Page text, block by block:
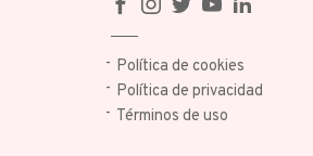
Política de cookies
Política de privacidad
Términos de uso